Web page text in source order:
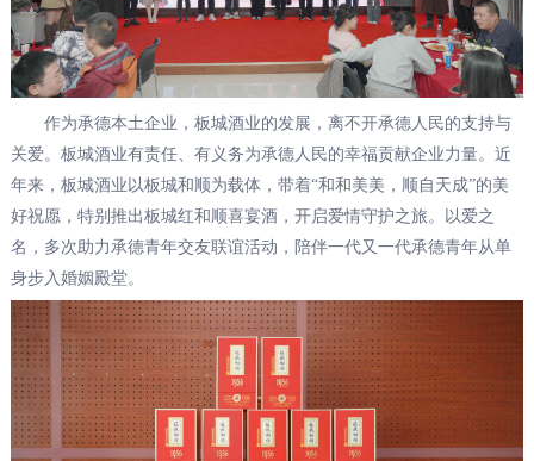
作为承德本土企业，板城酒业的发展，离不开承德人民的支持与
关爱。板城酒业有责任、有义务为承德人民的幸福贡献企业力量。近
年来，板城酒业以板城和顺为载体，带着“和和美美，顺自天成”的美
好祝愿，特别推出板城红和顺喜宴酒，开启爱情守护之旅。以爱之
名，多次助力承德青年交友联谊活动，陪伴一代又一代承德青年从单
身步入婚姻殿堂。